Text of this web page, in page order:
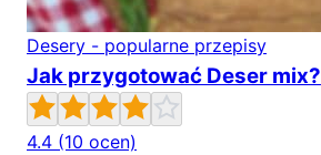
Desery - popularne przepisy
Jak przygotować Deser mix?
4.4 (10 ocen)